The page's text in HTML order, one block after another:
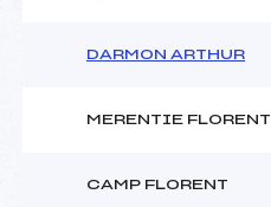
DARMON ARTHUR
MERENTIE FLORENT
CAMP FLORENT